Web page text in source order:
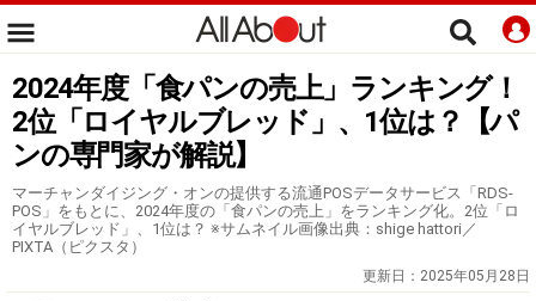
2024年度「食パンの売上」ランキング！
2位「ロイヤルブレッド」、1位は？【パ
ンの専門家が解説】
マーチャンダイジング・オンの提供する流通POSデータサービス「RDS-
POS」をもとに、2024年度の「食パンの売上」をランキング化。2位「ロ
イヤルブレッド」、1位は？ ※サムネイル画像出典：shige hattori／
PIXTA（ピクスタ）
更新日： 2025年05月28日